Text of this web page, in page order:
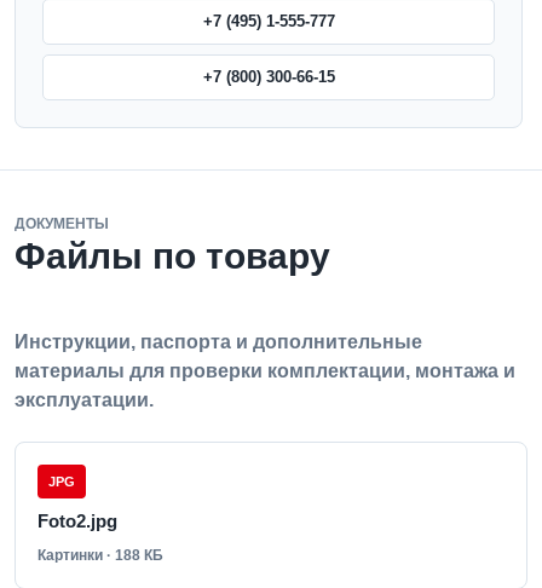
+7 (495) 1-555-777
+7 (800) 300-66-15
ДОКУМЕНТЫ
Файлы по товару
Инструкции, паспорта и дополнительные
материалы для проверки комплектации, монтажа и
эксплуатации.
JPG
Foto2.jpg
Картинки · 188 КБ